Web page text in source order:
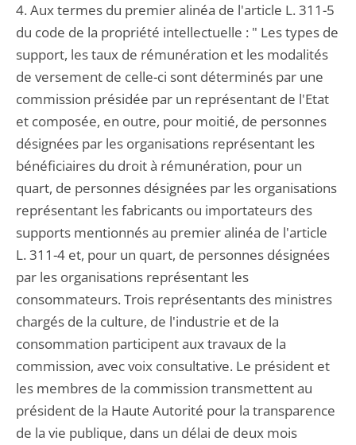
4. Aux termes du premier alinéa de l'article L. 311-5
du code de la propriété intellectuelle : " Les types de
support, les taux de rémunération et les modalités
de versement de celle-ci sont déterminés par une
commission présidée par un représentant de l'Etat
et composée, en outre, pour moitié, de personnes
désignées par les organisations représentant les
bénéficiaires du droit à rémunération, pour un
quart, de personnes désignées par les organisations
représentant les fabricants ou importateurs des
supports mentionnés au premier alinéa de l'article
L. 311-4 et, pour un quart, de personnes désignées
par les organisations représentant les
consommateurs. Trois représentants des ministres
chargés de la culture, de l'industrie et de la
consommation participent aux travaux de la
commission, avec voix consultative. Le président et
les membres de la commission transmettent au
président de la Haute Autorité pour la transparence
de la vie publique, dans un délai de deux mois